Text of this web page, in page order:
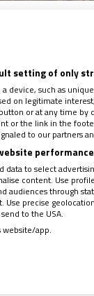
abril falleciera
la Iglesia
nuestro canal
gratuito y
perfil de los
setting of only
device, such as
on legitimate
or at any time
or the link in the
to our partners
to select
content. Use
audiences through
precise
to the USA.
website/app.